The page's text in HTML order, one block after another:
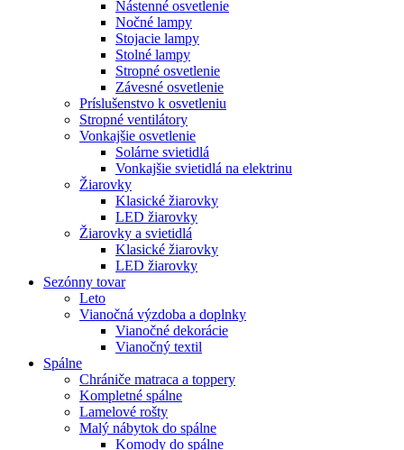
Nástenné osvetlenie
Nočné lampy
Stojacie lampy
Stolné lampy
Stropné osvetlenie
Závesné osvetlenie
Príslušenstvo k osvetleniu
Stropné ventilátory
Vonkajšie osvetlenie
Solárne svietidlá
Vonkajšie svietidlá na elektrinu
Žiarovky
Klasické žiarovky
LED žiarovky
Žiarovky a svietidlá
Klasické žiarovky
LED žiarovky
Sezónny tovar
Leto
Vianočná výzdoba a doplnky
Vianočné dekorácie
Vianočný textil
Spálne
Chrániče matraca a toppery
Kompletné spálne
Lamelové rošty
Malý nábytok do spálne
Komody do spálne